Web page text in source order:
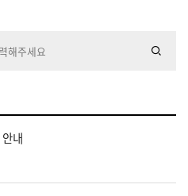
내